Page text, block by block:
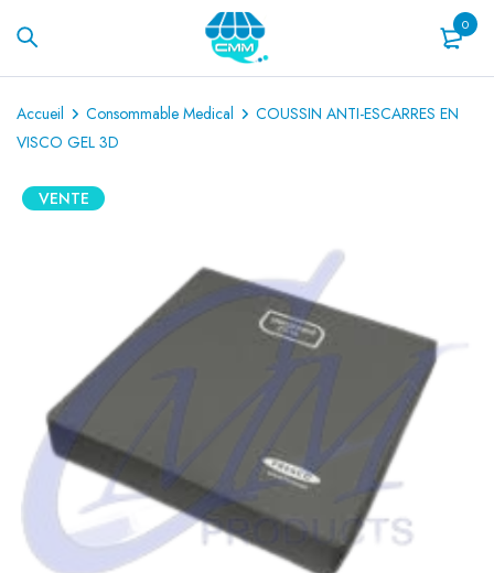
0
Accueil Consommable Medical
COUSSIN ANTI-ESCARRES EN
VISCO GEL 3D
VENTE